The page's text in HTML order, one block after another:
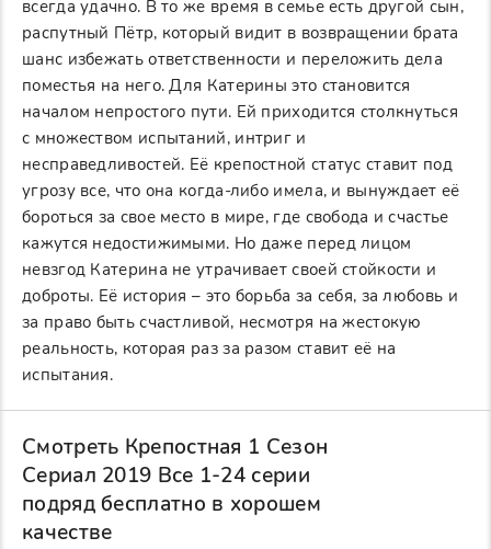
всегда удачно. В то же время в семье есть другой сын,
распутный Пётр, который видит в возвращении брата
шанс избежать ответственности и переложить дела
поместья на него. Для Катерины это становится
началом непростого пути. Ей приходится столкнуться
с множеством испытаний, интриг и
несправедливостей. Её крепостной статус ставит под
угрозу все, что она когда-либо имела, и вынуждает её
бороться за свое место в мире, где свобода и счастье
кажутся недостижимыми. Но даже перед лицом
невзгод Катерина не утрачивает своей стойкости и
доброты. Её история – это борьба за себя, за любовь и
за право быть счастливой, несмотря на жестокую
реальность, которая раз за разом ставит её на
испытания.
Смотреть Крепостная 1 Сезон
Сериал 2019 Все 1-24 серии
подряд бесплатно в хорошем
качестве